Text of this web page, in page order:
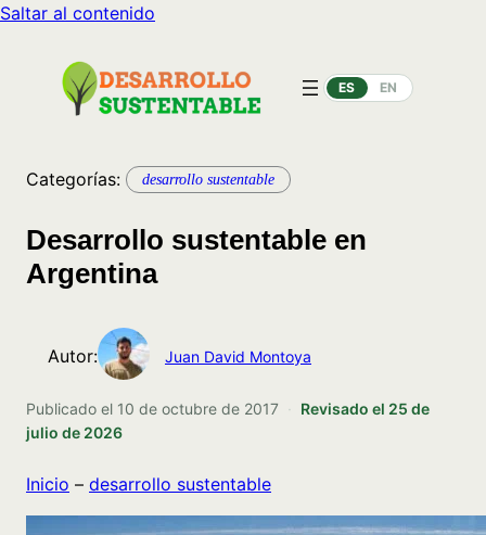
Saltar al contenido
ES EN
Categorías: desarrollo sustentable
Desarrollo sustentable en
Argentina
Autor: Juan David Montoya
Publicado el 10 de octubre de 2017 · Revisado el 25 de
julio de 2026
Inicio – desarrollo sustentable